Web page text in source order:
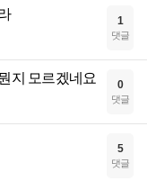
1
댓글
지 모르겠네요 0
댓글
5
댓글